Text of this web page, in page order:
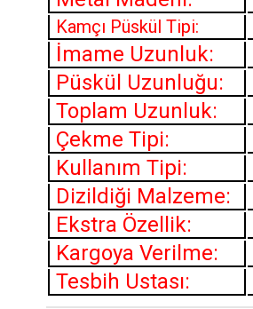
Kamçı Püskül Tipi:
İmame Uzunluk:
Püskül Uzunluğu:
Toplam Uzunluk:
Çekme Tipi:
Kullanım Tipi:
Dizildiği Malzeme:
Ekstra Özellik:
Kargoya Verilme:
Tesbih Ustası: